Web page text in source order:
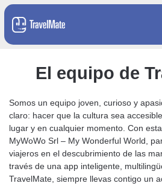
El equipo de
Somos un equipo joven, curioso y
claro: hacer que la cultura sea
lugar y en cualquier momento. Con
MyWoWo Srl – My Wonderful World,
viajeros en el descubrimiento de las
través de una app inteligente,
TravelMate, siempre llevas contigo un